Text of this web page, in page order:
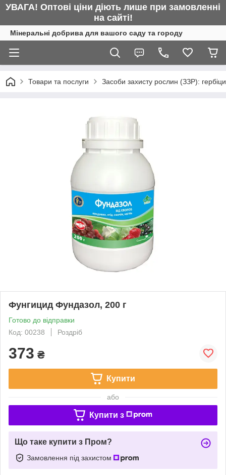
УВАГА! Оптові ціни діють лише при замовленні
на сайті!
Мінеральні добрива для вашого саду та городу
Товари та послуги Засоби захисту рослин (ЗЗР):
Фунгицид Фундазол, 200 г
Готово до відправки
Код: 00238
Роздріб
373 ₴
Купити
або
Купити з
Що таке купити з Пром?
Замовлення під захистом